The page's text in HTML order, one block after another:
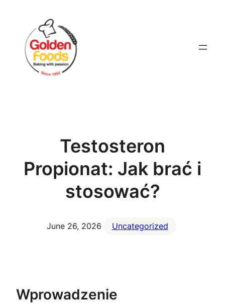
content
Testosteron
Propionat: Jak brać i
stosować?
June 26, 2026 Uncategorized
Wprowadzenie